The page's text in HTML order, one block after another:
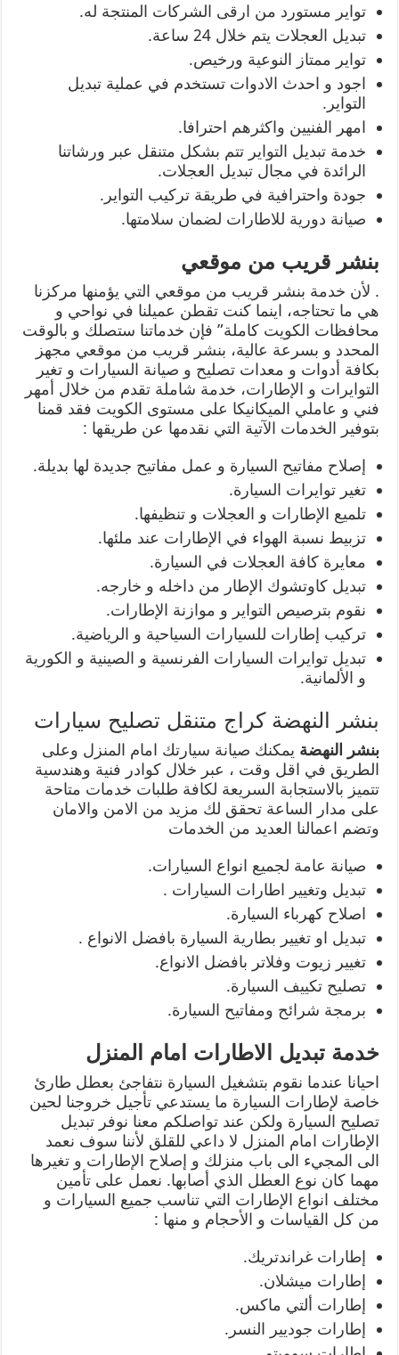
تواير مستورد من ارقى الشركات المنتجة له.
تبديل العجلات يتم خلال 24 ساعة.
تواير ممتاز النوعية ورخيص.
اجود و احدث الادوات تستخدم في عملية تبديل
التواير.
امهر الفنيين واكثرهم احترافا.
خدمة تبديل التواير تتم بشكل متنقل عبر ورشاتنا
الرائدة في مجال تبديل العجلات.
جودة واحترافية في طريقة تركيب التواير.
صيانة دورية للاطارات لضمان سلامتها.
بنشر قريب من موقعي
. لأن خدمة بنشر قريب من موقعي التي يؤمنها مركزنا
هي ما تحتاجه، اينما كنت تقطن عميلنا في نواحي و
محافظات الكويت كاملة” فإن خدماتنا ستصلك و بالوقت
المحدد و بسرعة عالية، بنشر قريب من موقعي مجهز
بكافة أدوات و معدات تصليح و صيانة السيارات و تغير
التوايرات و الإطارات، خدمة شاملة تقدم من خلال أمهر
فني و عاملي الميكانيكا على مستوى الكويت فقد قمنا
بتوفير الخدمات الآتية التي نقدمها عن طريقها :
إصلاح مفاتيح السيارة و عمل مفاتيح جديدة لها بديلة.
تغير توايرات السيارة.
تلميع الإطارات و العجلات و تنظيفها.
تزبيط نسبة الهواء في الإطارات عند ملئها.
معايرة كافة العجلات في السيارة.
تبديل كاوتشوك الإطار من داخله و خارجه.
نقوم بترصيص التواير و موازنة الإطارات.
تركيب إطارات للسيارات السياحية و الرياضية.
تبديل توايرات السيارات الفرنسية و الصينية و الكورية
و الألمانية.
بنشر النهضة كراج متنقل تصليح سيارات
بنشر النهضة يمكنك صيانة سيارتك امام المنزل وعلى
الطريق في اقل وقت ، عبر خلال كوادر فنية وهندسية
تتميز بالاستجابة السريعة لكافة طلبات خدمات متاحة
على مدار الساعة تحقق لك مزيد من الامن والامان
وتضم اعمالنا العديد من الخدمات
صيانة عامة لجميع انواع السيارات.
تبديل وتغيير اطارات السيارات .
اصلاح كهرباء السيارة.
تبديل او تغيير بطارية السيارة بافضل الانواع .
تغيير زيوت وفلاتر بافضل الانواع.
تصليح تكييف السيارة.
برمجة شرائح ومفاتيح السيارة.
خدمة تبديل الاطارات امام المنزل
احيانا عندما نقوم بتشغيل السيارة نتفاجئ بعطل طارئ
خاصة لإطارات السيارة ما يستدعي تأجيل خروجنا لحين
تصليح السيارة ولكن عند تواصلكم معنا نوفر تبديل
الإطارات امام المنزل لا داعي للقلق لأننا سوف نعمد
الى المجيء الى باب منزلك و إصلاح الإطارات و تغيرها
مهما كان نوع العطل الذي أصابها. نعمل على تأمين
مختلف انواع الإطارات التي تناسب جميع السيارات و
من كل القياسات و الأحجام و منها :
إطارات غراندتريك.
إطارات ميشلان.
إطارات ألتي ماكس.
إطارات جوديير النسر.